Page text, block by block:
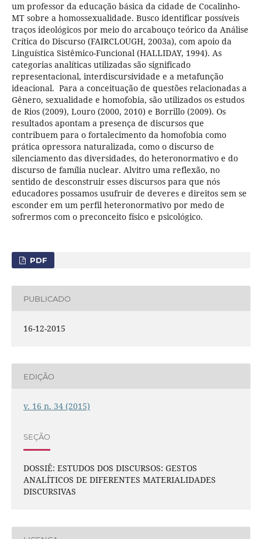
um professor da educação básica da cidade de Cocalinho-
MT sobre a homossexualidade. Busco identificar possíveis
traços ideológicos por meio do arcabouço teórico da Análise
Crítica do Discurso (FAIRCLOUGH, 2003a), com apoio da
Linguística Sistêmico-Funcional (HALLIDAY, 1994). As
categorias analíticas utilizadas são significado
representacional, interdiscursividade e a metafunção
ideacional. Para a conceituação de questões relacionadas a
Gênero, sexualidade e homofobia, são utilizados os estudos
de Rios (2009), Louro (2000, 2010) e Borrillo (2009). Os
resultados apontam a presença de discursos que
contribuem para o fortalecimento da homofobia como
prática opressora naturalizada, como o discurso de
silenciamento das diversidades, do heteronormativo e do
discurso de família nuclear. Alvitro uma reflexão, no
sentido de desconstruir esses discursos para que nós
educadores possamos usufruir de deveres e direitos sem se
esconder em um perfil heteronormativo por medo de
sofrermos com o preconceito físico e psicológico.
PDF
PUBLICADO
16-12-2015
EDIÇÃO
v. 16 n. 34 (2015)
SEÇÃO
DOSSIÊ: ESTUDOS DOS DISCURSOS: GESTOS
ANALÍTICOS DE DIFERENTES MATERIALIDADES
DISCURSIVAS